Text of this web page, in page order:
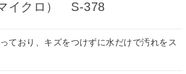
イクロ） S-378
ており、キズをつけずに水だけで汚れをス